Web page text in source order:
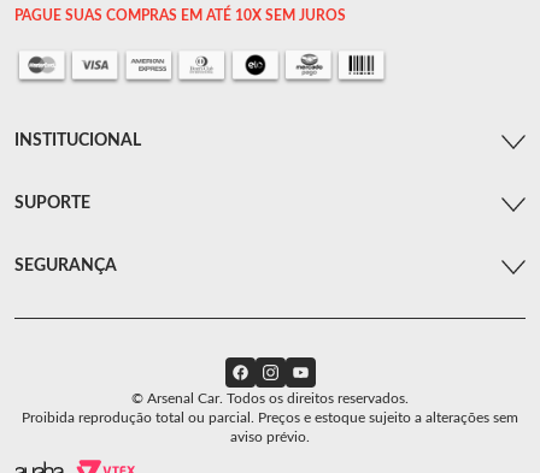
PAGUE SUAS COMPRAS EM ATÉ 10X SEM JUROS
INSTITUCIONAL
SUPORTE
SEGURANÇA
© Arsenal Car. Todos os direitos reservados.
Proibida reprodução total ou parcial. Preços e estoque sujeito a alterações sem
aviso prévio.